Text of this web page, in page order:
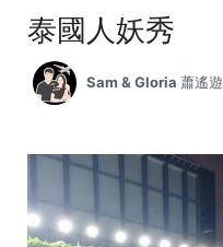
泰國人妖秀
Sam & Gloria 蕭遙遊